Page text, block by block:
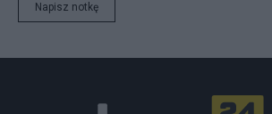
Napisz notkę